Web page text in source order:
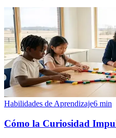
Habilidades de Aprendizaje6 min
Cómo la Curiosidad